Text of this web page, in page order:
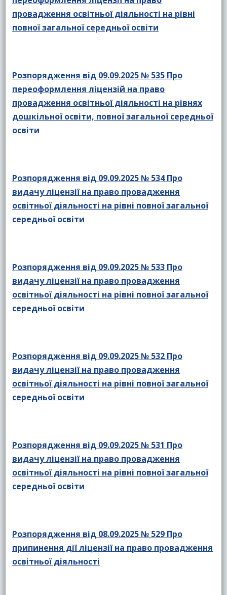
провадження освітньої діяльності на рівні
повної загальної середньої освіти
Розпорядження від 09.09.2025 № 535 Про
переоформлення ліцензій на право
провадження освітньої діяльності на рівнях
дошкільної освіти, повної загальної середньої
освіти
Розпорядження від 09.09.2025 № 534 Про
видачу ліцензії на право провадження
освітньої діяльності на рівні повної загальної
середньої освіти
Розпорядження від 09.09.2025 № 533 Про
видачу ліцензії на право провадження
освітньої діяльності на рівні повної загальної
середньої освіти
Розпорядження від 09.09.2025 № 532 Про
видачу ліцензії на право провадження
освітньої діяльності на рівні повної загальної
середньої освіти
Розпорядження від 09.09.2025 № 531 Про
видачу ліцензії на право провадження
освітньої діяльності на рівні повної загальної
середньої освіти
Розпорядження від 08.09.2025 № 529 Про
припинення дії ліцензії на право провадження
освітньої діяльності